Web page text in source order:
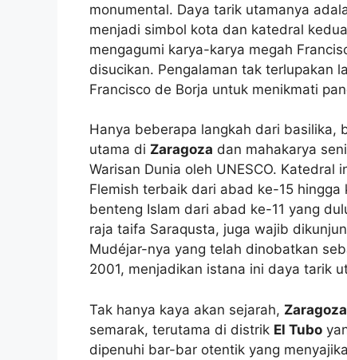
monumental. Daya tarik utamanya
menjadi simbol kota dan katedral kedua
mengagumi karya-karya megah
disucikan. Pengalaman tak terlupakan
Francisco de Borja untuk menikmati
Hanya beberapa langkah dari basilika,
utama di Zaragoza dan mahakarya
Warisan Dunia oleh UNESCO.
Flemish terbaik dari abad ke-15 hingga
benteng Islam dari abad ke-11 yang
raja taifa Saraqusta, juga wajib
Mudéjar-nya yang telah dinobatkan
2001, menjadikan istana ini daya tarik
Tak hanya kaya akan sejarah, Zaragoza
semarak, terutama di distrik El Tubo
dipenuhi bar-bar otentik yang